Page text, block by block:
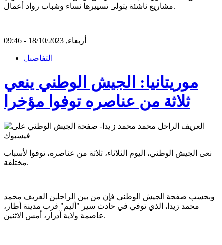
مشاريع ناشئة يتولى تسييرها نساء وشباب رواد أعمال.
أربعاء, 18/10/2023 - 09:46
التفاصيل
موريتانيا: الجيش الوطني ينعي
ثلاثة من عناصره توفوا مؤخرا
نعى الجيش الوطني، اليوم الثلاثاء، ثلاثة من عناصره، توفوا لأسباب
مختلفة.
وبحسب صفحة الجيش الوطني فإن من بين الراحلين العريف محمد
محمد زيدا، الذي توفي في حادث سير "أليم" قرب مدينة أطار،
عاصمة ولاية آدرار، أمس الاثنين.